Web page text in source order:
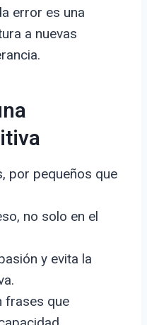
error es una
a nuevas
por pequeños que
no solo en el
y evita la
frases que